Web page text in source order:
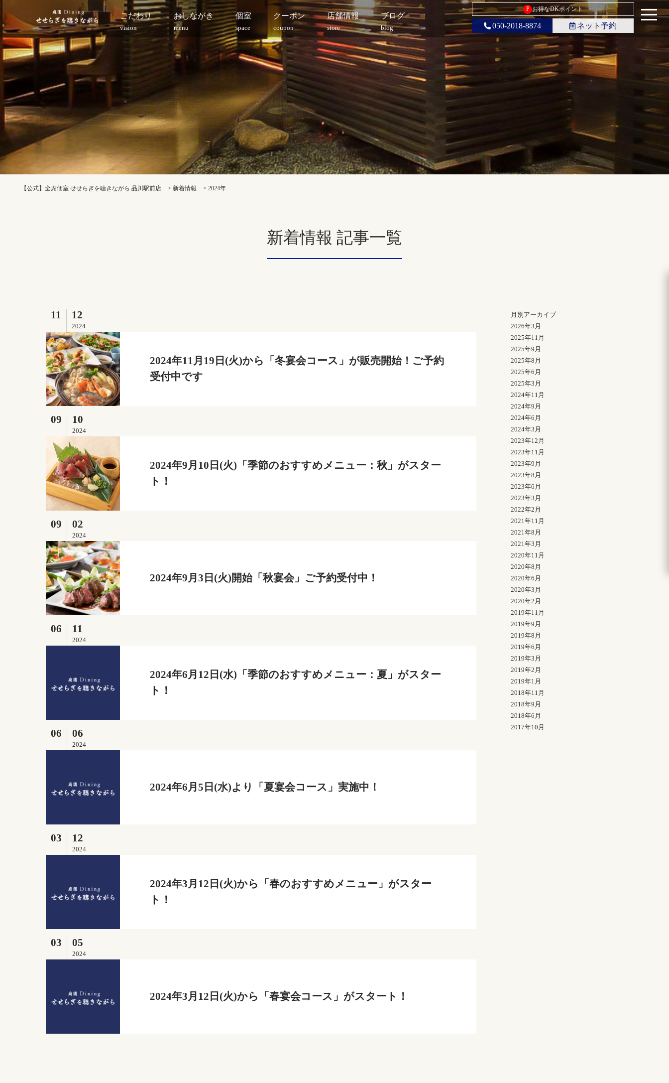
こだわり
vision
おしながき
menu
個室
space
クーポン
coupon
店舗情報
store
ブログ
blog
P お得なDKポイント
050-2018-8874 ネット予約
【公式】全席個室 せせらぎを聴きながら 品川駅前店 > 新着情報 > 2024年
新着情報 記事一覧
11 12
2024
2024年11月19日(火)から「冬宴会コース」が販売開始！ご予約
受付中です
09 10
2024
2024年9月10日(火)「季節のおすすめメニュー：秋」がスター
ト！
09 02
2024
2024年9月3日(火)開始「秋宴会」ご予約受付中！
06 11
2024
2024年6月12日(水)「季節のおすすめメニュー：夏」がスター
ト！
06 06
2024
2024年6月5日(水)より「夏宴会コース」実施中！
03 12
2024
2024年3月12日(火)から「春のおすすめメニュー」がスター
ト！
03 05
2024
2024年3月12日(火)から「春宴会コース」がスタート！
月別アーカイブ
2026年3月
2025年11月
2025年9月
2025年8月
2025年6月
2025年3月
2024年11月
2024年9月
2024年6月
2024年3月
2023年12月
2023年11月
2023年9月
2023年8月
2023年6月
2023年3月
2022年2月
2021年11月
2021年8月
2021年3月
2020年11月
2020年8月
2020年6月
2020年3月
2020年2月
2019年11月
2019年9月
2019年8月
2019年6月
2019年3月
2019年2月
2019年1月
2018年11月
2018年9月
2018年6月
2017年10月